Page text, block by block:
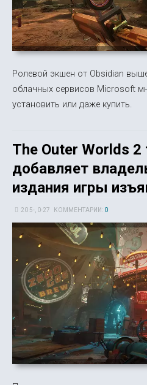
Ролевой экшен от Obsidian
облачных сервисов Microsoft
установить или даже купить.
The Outer Worlds 2
добавляет
издания игры
20 5-, 0-27 КОММЕНТАРИИ: 0